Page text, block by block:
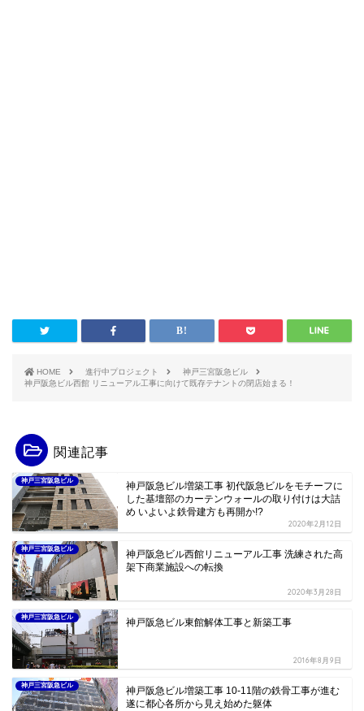
HOME 進行中プロジェクト
神戸三宮阪急ビル
神戸阪急ビル西館 リニューアル工事に向けて既存テナントの閉店始まる！
関連記事
神戸三宮阪急ビル
神戸阪急ビル増築工事 初代阪急ビルをモチーフに
した基壇部のカーテンウォールの取り付けは大詰
め いよいよ鉄骨建方も再開か!?
2020年2月12日
神戸三宮阪急ビル
神戸阪急ビル西館リニューアル工事 洗練された高
架下商業施設への転換
2020年3月28日
神戸三宮阪急ビル 神戸阪急ビル東館解体工事と新築工事
2016年8月9日
神戸三宮阪急ビル
神戸阪急ビル増築工事 10-11階の鉄骨工事が進む
遂に都心各所から見え始めた躯体